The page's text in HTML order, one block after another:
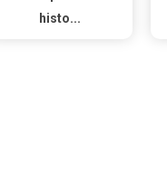
histo...